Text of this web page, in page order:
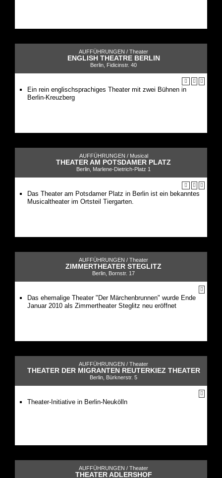
AUFFÜHRUNGEN / Theater
ENGLISH THEATRE BERLIN
Berlin, Fidicinstr. 40
Ein rein englischsprachiges Theater mit zwei Bühnen in
Berlin-Kreuzberg
AUFFÜHRUNGEN / Musical
THEATER AM POTSDAMER PLATZ
Berlin, Marlene-Dietrich-Platz 1
Das Theater am Potsdamer Platz in Berlin ist ein bekanntes
Musicaltheater im Ortsteil Tiergarten.
AUFFÜHRUNGEN / Theater
ZIMMERTHEATER STEGLITZ
Berlin, Bornstr. 17
Das ehemalige Theater "Der Märchenbrunnen" wurde Ende
Januar 2010 als Zimmertheater Steglitz neu eröffnet
AUFFÜHRUNGEN / Theater
THEATER DER MIGRANTEN REUTERKIEZ THEATER
Berlin, Bürknerstr. 5
Theater-Initiative in Berlin-Neukölln
AUFFÜHRUNGEN / Theater
THEATER ADLERSHOF